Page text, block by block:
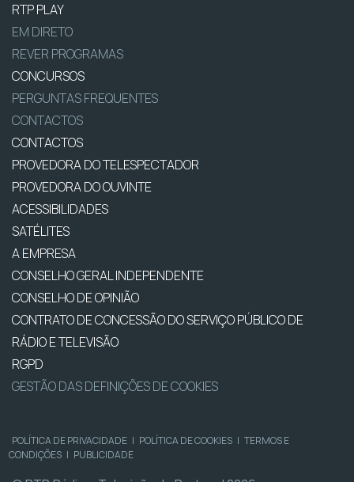
RTP PLAY
EM DIRETO
REVER PROGRAMAS
CONCURSOS
PERGUNTAS FREQUENTES
CONTACTOS
CONTACTOS
PROVEDORA DO TELESPECTADOR
PROVEDORA DO OUVINTE
ACESSIBILIDADES
SATÉLITES
A EMPRESA
CONSELHO GERAL INDEPENDENTE
CONSELHO DE OPINIÃO
CONTRATO DE CONCESSÃO DO SERVIÇO PÚBLICO DE
RÁDIO E TELEVISÃO
RGPD
GESTÃO DAS DEFINIÇÕES DE COOKIES
POLÍTICA DE PRIVACIDADE | POLÍTICA DE COOKIES | TERMOS E
CONDIÇÕES | PUBLICIDADE